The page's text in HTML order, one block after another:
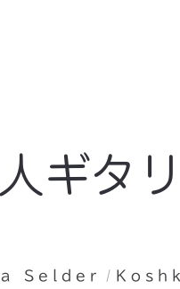
ギタ
Selder